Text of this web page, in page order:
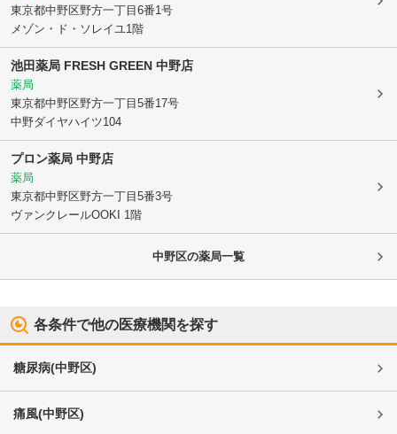
東京都中野区野方一丁目6番1号
メゾン・ド・ソレイユ1階
池田薬局 FRESH GREEN 中野店
薬局
東京都中野区野方一丁目5番17号
中野ダイヤハイツ104
プロン薬局 中野店
薬局
東京都中野区野方一丁目5番3号
ヴァンクレールOOKI 1階
中野区の薬局一覧
各条件で他の医療機関を探す
糖尿病(中野区)
痛風(中野区)